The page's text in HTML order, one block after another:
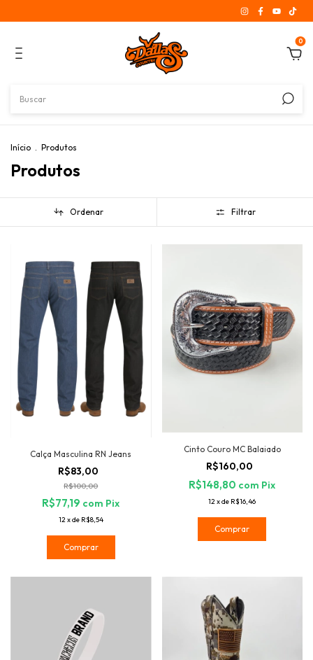
0
Início . Produtos
Produtos
Ordenar Filtrar
Calça Masculina RN Jeans
R$83,00
R$100,00
R$77,19 com Pix
12xde R$8,54
Comprar
Cinto Couro MC Balaiado
R$160,00
R$148,80 com Pix
12xde R$16,46
Comprar